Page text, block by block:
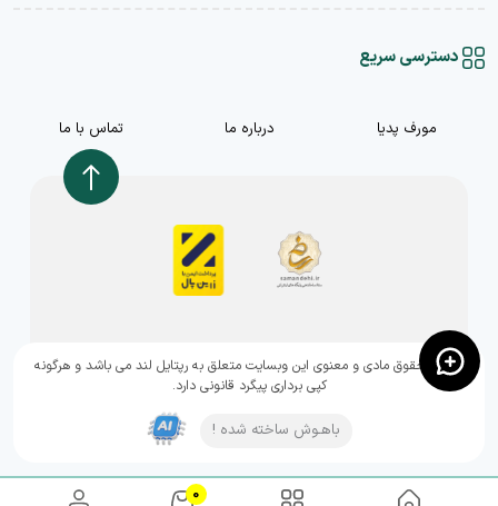
0
دسترسی سریع
مورف پدیا درباره ما تماس با ما
,تمامی حقوق مادی و معنوی این وبسایت متعلق به رپتایل لند می باشد و هرگونه
کپی برداری پیگرد قانونی دارد.
باهـوش ساخته شده !